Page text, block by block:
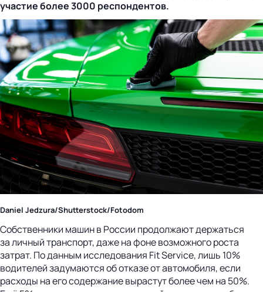
участие более 3000 респондентов.
Daniel Jedzura/Shutterstock/Fotodom
Собственники машин в России продолжают держаться
за личный транспорт, даже на фоне возможного роста
затрат. По данным исследования Fit Service, лишь 10%
водителей задумаются об отказе от автомобиля, если
расходы на его содержание вырастут более чем на 50%.